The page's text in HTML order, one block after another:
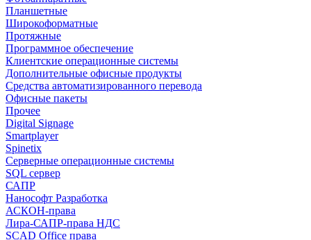
Планшетные
Широкоформатные
Протяжные
Программное обеспечение
Клиентские операционные системы
Дополнительные офисные продукты
Средства автоматизированного перевода
Офисные пакеты
Прочее
Digital Signage
Smartplayer
Spinetix
Серверные операционные системы
SQL сервер
САПР
Нанософт Разработка
АСКОН-права
Лира-САПР-права НДС
SCAD Office права